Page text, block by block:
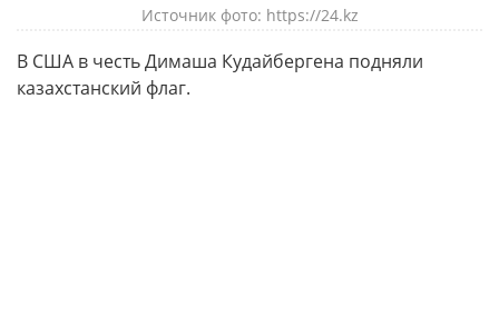
Источник фото: https://24.kz
В США в честь Димаша Кудайбергена подняли
казахстанский флаг.